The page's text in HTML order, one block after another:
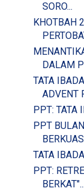
SORO...
KHOTBAH
DALAM
TATA
ADVENT
PPT: TATA
PPT
TATA
PPT:
BERKAT"...